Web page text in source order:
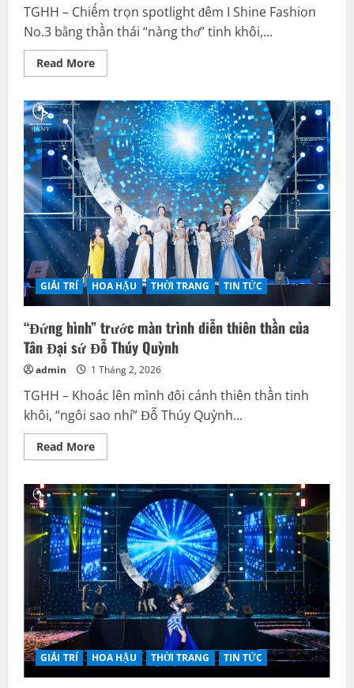
TGHH – Chiếm trọn spotlight đêm I Shine Fashion
No.3 bằng thần thái “nàng thơ” tinh khôi,...
Read MoreRead
more
nữ
nhà
Hamy
Academy:
Từ
“bảo
bối”
của
mẹ
Thu
Hà
đến
Tân
Đại
sứ
hình
ảnh
đầy
quyền
GIẢI TRÍ HOA HẬU THỜI TRANG TIN TỨC
“Đứng hình” trước màn trình diễn thiên thần của
Tân Đại sứ Đỗ Thúy Quỳnh
admin 1 Tháng 2, 2026
TGHH – Khoác lên mình đôi cánh thiên thần tinh
khôi, “ngôi sao nhí” Đỗ Thúy Quỳnh...
Read MoreRead
more
hình”
trước
màn
trình
diễn
thiên
thần
của
Tân
Đại
sứ
Đỗ
Thúy
Quỳnh
GIẢI TRÍ HOA HẬU THỜI TRANG TIN TỨC